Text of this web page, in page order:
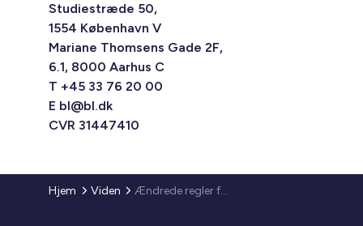
Studiestræde 50,
1554 København V
Mariane Thomsens Gade 2F,
6.1, 8000 Aarhus C
T +45 33 76 20 00
E bl@bl.dk
CVR 31447410
Hjem Viden Ændrede regler for støtte til solceller